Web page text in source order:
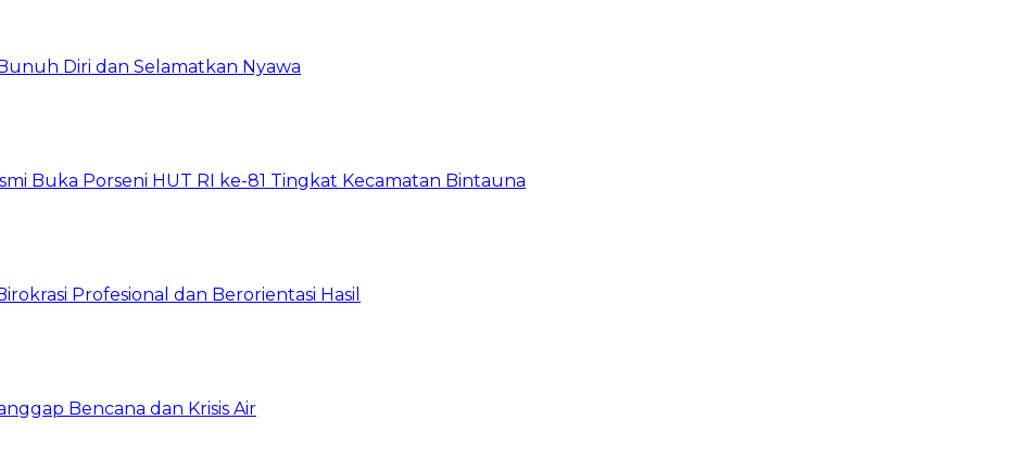
Diri dan Selamatkan Nyawa
Buka Porseni HUT RI ke-81 Tingkat Kecamatan Bintauna
Profesional dan Berorientasi Hasil
Bencana dan Krisis Air